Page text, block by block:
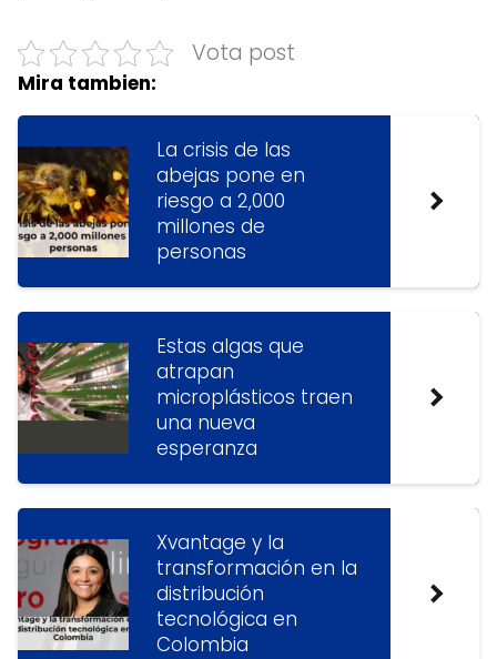
Vota post
Mira tambien:
La crisis de las
abejas pone en
riesgo a 2,000
millones de
personas
Estas algas que
atrapan
microplásticos traen
una nueva
esperanza
Xvantage y la
transformación en la
distribución
tecnológica en
Colombia